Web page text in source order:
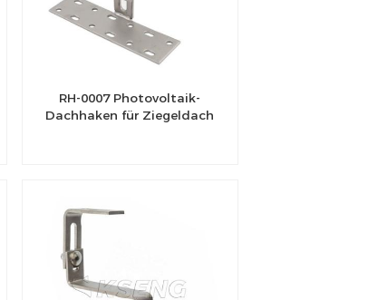
RH-0007 Photovoltaik-
Dachhaken für Ziegeldach